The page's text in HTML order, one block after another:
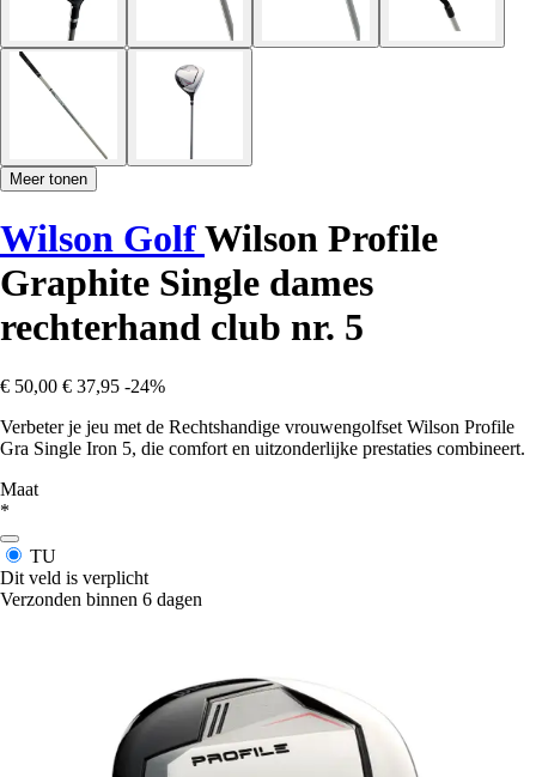
Meer tonen
Wilson GolfWilson Profile
Graphite Single dames
rechterhand club nr. 5
€ 50,00 € 37,95 -24%
Verbeter je jeu met de Rechtshandige vrouwengolfset Wilson Profile
Gra Single Iron 5, die comfort en uitzonderlijke prestaties combineert.
Maat
*
TU
Dit veld is verplicht
Verzonden binnen 6 dagen